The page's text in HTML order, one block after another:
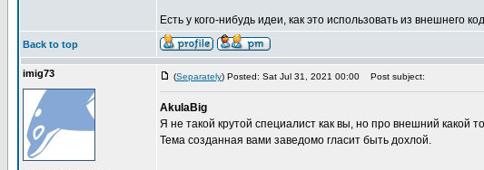
Есть у кого-нибудь идеи, как это использовать из внешнего
Back to top
imig73 (Separately) Posted: Sat Jul 31, 2021 00:00 Post subject:
AkulaBig
Я не такой крутой специалист как вы, но про внешний
Тема созданная вами заведомо гласит быть дохлой.